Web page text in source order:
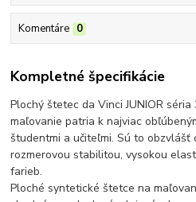
Komentáre 0
Kompletné špecifikácie
Plochý štetec da Vinci JUNIOR
maľovanie patria k najviac
študentmi a učiteľmi. Sú to
rozmerovou stabilitou, vysokou
farieb.
Ploché syntetické štetce na